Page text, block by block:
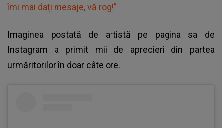
îmi mai dați mesaje, vă rog!”
Imaginea postată de artistă pe pagina sa de
Instagram a primit mii de aprecieri din partea
urmăritorilor în doar câte ore.